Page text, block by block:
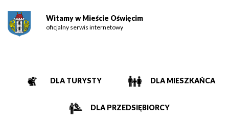
Witamy w Mieście Oświęcim
oficjalny serwis internetowy
DLA TURYSTY DLA MIESZKAŃCA
DLA PRZEDSIĘBIORCY